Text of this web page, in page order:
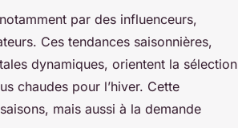
par des influenceurs,
Ces tendances saisonnières,
dynamiques, orientent la sélection
chaudes pour l’hiver. Cette
mais aussi à la demande